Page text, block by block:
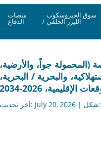
منصات
الدفاع /
سوق الجيروسكوب
الليزر الحلقي
جواً، والأرضية،
والبحرية / البحرية،
2026-2034